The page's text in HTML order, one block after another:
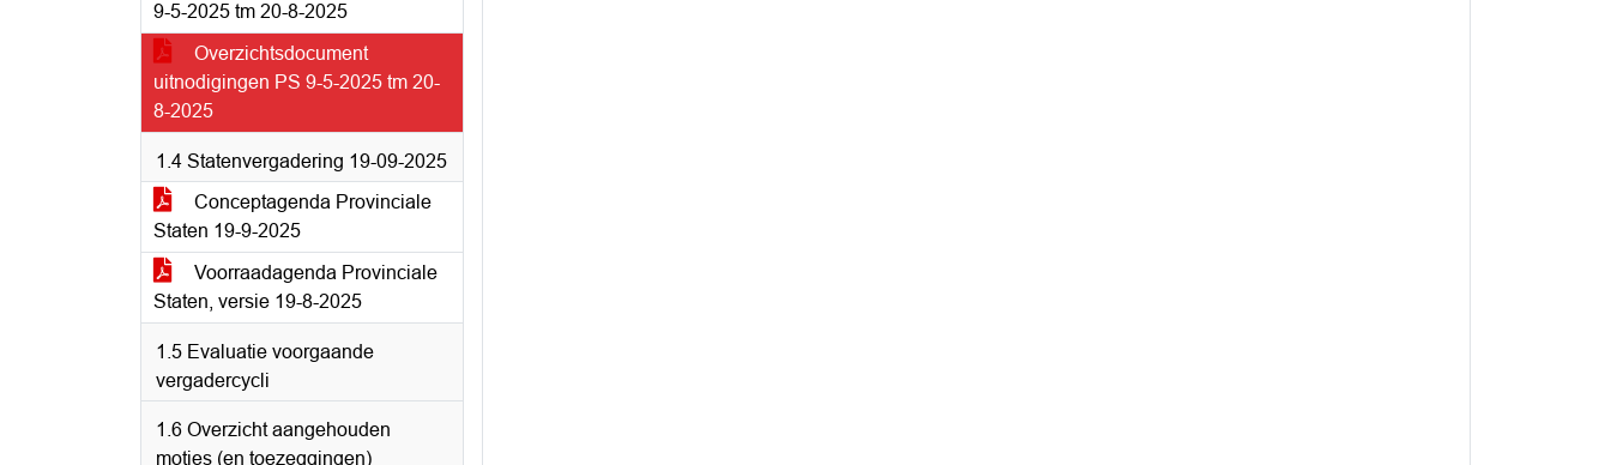
9-5-2025 tm 20-8-2025
Overzichtsdocument
uitnodigingen PS 9-5-2025 tm 20-
8-2025
1.4 Statenvergadering 19-09-2025
Conceptagenda Provinciale
Staten 19-9-2025
Voorraadagenda Provinciale
Staten, versie 19-8-2025
1.5 Evaluatie voorgaande
vergadercycli
1.6 Overzicht aangehouden
moties (en toezeggingen)